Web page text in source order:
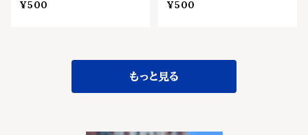
¥500
¥500
もっと見る